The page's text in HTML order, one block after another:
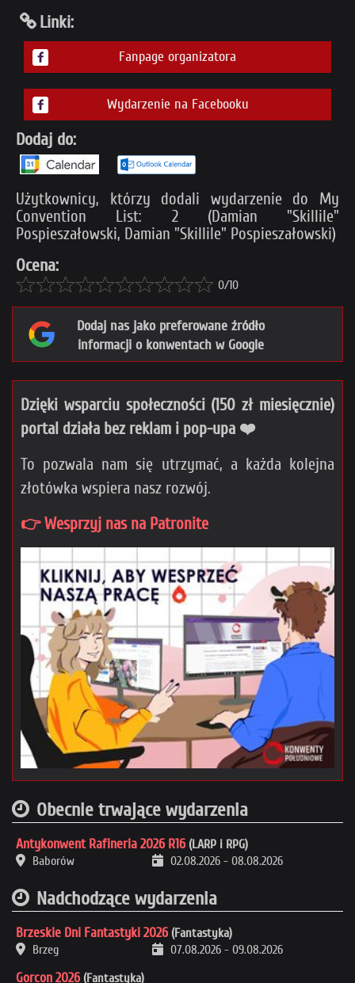
Linki:
Fanpage organizatora
Wydarzenie na Facebooku
Dodaj do:
Użytkownicy, którzy dodali wydarzenie do My
Convention List: 2 (Damian "Skillile"
Pospieszałowski, Damian "Skillile" Pospieszałowski)
Ocena:
0/10
Dodaj nas jako preferowane źródło
informacji o konwentach w Google
Dzięki wsparciu społeczności (150 zł miesięcznie)
portal działa bez reklam i pop-upa ❤️
To pozwala nam się utrzymać, a każda kolejna
złotówka wspiera nasz rozwój.
👉 Wesprzyj nas na Patronite
Obecnie trwające wydarzenia
Antykonwent Rafineria 2026 R16 (LARP i RPG)
Baborów
02.08.2026 - 08.08.2026
Nadchodzące wydarzenia
Brzeskie Dni Fantastyki 2026 (Fantastyka)
Brzeg
07.08.2026 - 09.08.2026
Gorcon 2026 (Fantastyka)